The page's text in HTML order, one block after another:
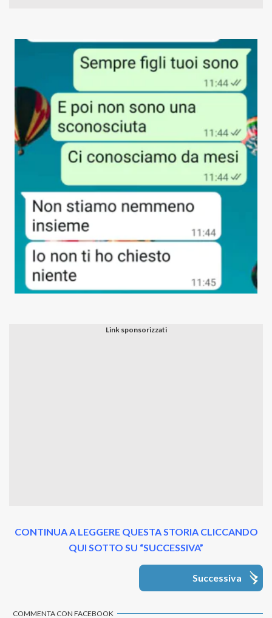
CONTINUA A LEGGERE QUESTA STORIA CLICCANDO
QUI SOTTO SU “SUCCESSIVA”
Successiva
COMMENTA CON FACEBOOK